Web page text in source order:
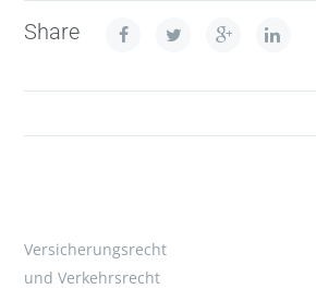
Share
Versicherungsrecht
und Verkehrsrecht